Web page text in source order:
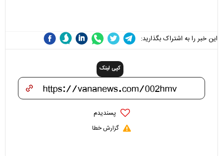
این خبر را به اشتراک بگذارید:
کپی لینک
پسندیدم
گزارش خطا